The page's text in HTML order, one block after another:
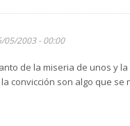
05/2003 - 00:00
de la miseria de unos y
convicción son algo que